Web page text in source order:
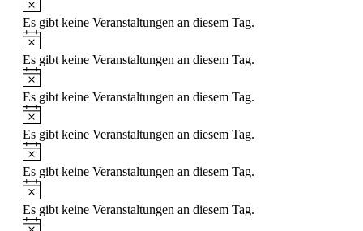
Es gibt keine Veranstaltungen an diesem Tag.
Hinweis
Es gibt keine Veranstaltungen an diesem Tag.
Hinweis
Es gibt keine Veranstaltungen an diesem Tag.
Hinweis
Es gibt keine Veranstaltungen an diesem Tag.
Hinweis
Es gibt keine Veranstaltungen an diesem Tag.
Hinweis
Es gibt keine Veranstaltungen an diesem Tag.
Hinweis